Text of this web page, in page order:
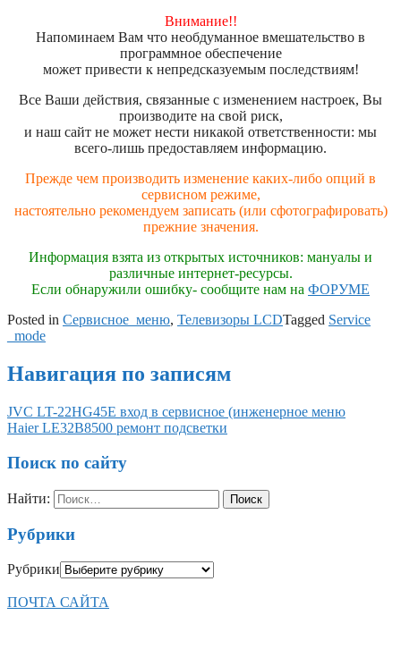
Внимание!!
Напоминаем Вам что необдуманное вмешательство в
программное обеспечение
может привести к непредсказуемым последствиям!
Все Ваши действия, связанные с изменением настроек, Вы
производите на свой риск,
и наш сайт не может нести никакой ответственности: мы
всего-лишь предоставляем информацию.
Прежде чем производить изменение каких-либо опций в
сервисном режиме,
настоятельно рекомендуем записать (или сфотографировать)
прежние значения.
Информация взята из открытых источников: мануалы и
различные интернет-ресурсы.
Если обнаружили ошибку- сообщите нам на ФОРУМЕ
Posted in Сервисное_меню, Телевизоры LCDTagged Service
_mode
Навигация по записям
JVC LT-22HG45E вход в сервисное (инженерное меню
Haier LE32B8500 ремонт подсветки
Поиск по сайту
Найти:
Рубрики
Рубрики
ПОЧТА САЙТА